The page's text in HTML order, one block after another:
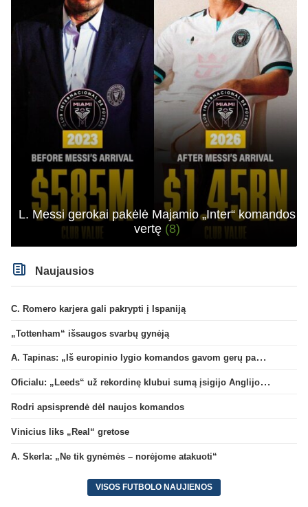
L. Messi gerokai pakėlė Majamio „Inter“ komandos
vertę (8)
Naujausios
C. Romero karjera gali pakrypti į Ispaniją
„Tottenham“ išsaugos svarbų gynėją
A. Tapinas: „Iš europinio lygio komandos gavom gerų pamokų“
Oficialu: „Leeds“ už rekordinę klubui sumą įsigijo Anglijos rinktinės vartininką
Rodri apsisprendė dėl naujos komandos
Vinicius liks „Real“ gretose
A. Skerla: „Ne tik gynėmės – norėjome atakuoti“
VISOS FUTBOLO NAUJIENOS